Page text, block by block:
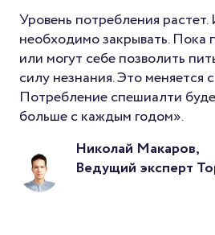
Уровень потребления
необходимо закрывать. Пока
или могут себе позволить
силу незнания. Это меняется
Потребление спешиалти
больше с каждым годом».
Николай Макаров,
Ведущий эксперт